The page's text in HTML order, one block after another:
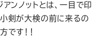
ンノットとは、一目で印
剣が大検の前に来るの
です！！